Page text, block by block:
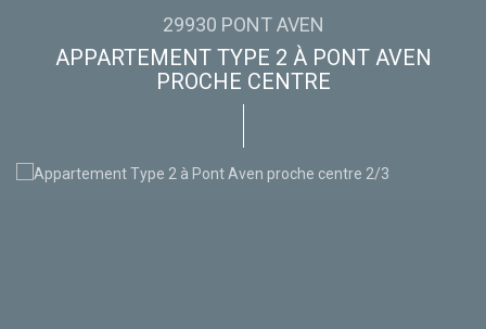
29930 PONT AVEN
APPARTEMENT TYPE 2 À PONT AVEN
PROCHE CENTRE